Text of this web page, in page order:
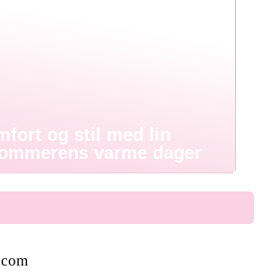
og stil med lin
varme dager